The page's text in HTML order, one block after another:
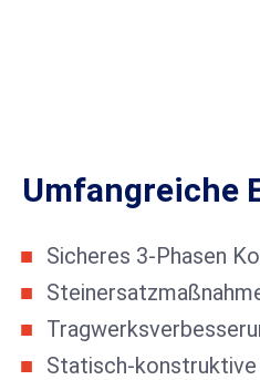
Umfangreiche
Sicheres 3-Phasen
Statisch-konstruktive